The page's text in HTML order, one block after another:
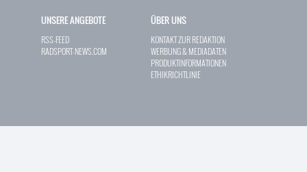
UNSERE ANGEBOTE
RSS-FEED
RADSPORT-NEWS.COM
ÜBER UNS
KONTAKT ZUR REDAKTION
WERBUNG & MEDIADATEN
PRODUKTINFORMATIONEN
ETHIKRICHTLINIE